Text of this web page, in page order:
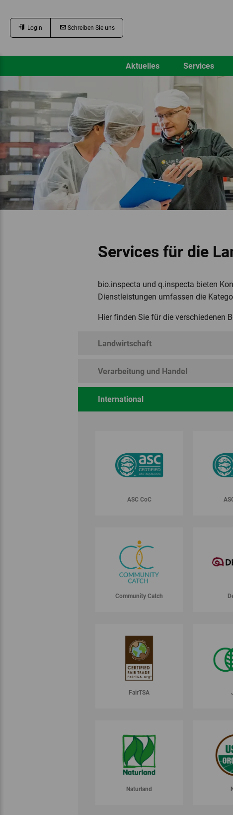
Login Schreiben Sie uns
Aktuelles Services
Services für die
bio.inspecta und q.inspecta bieten
Dienstleistungen umfassen die
Hier finden Sie für die verschiedenen
Landwirtschaft
Verarbeitung und Handel
International
ASC CoC
Community Catch
FairTSA
Naturland